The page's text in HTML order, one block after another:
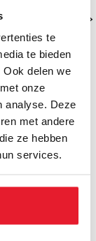
te
te bieden
delen we
onze
analyse. Deze
met andere
ze hebben
services.
Rumble